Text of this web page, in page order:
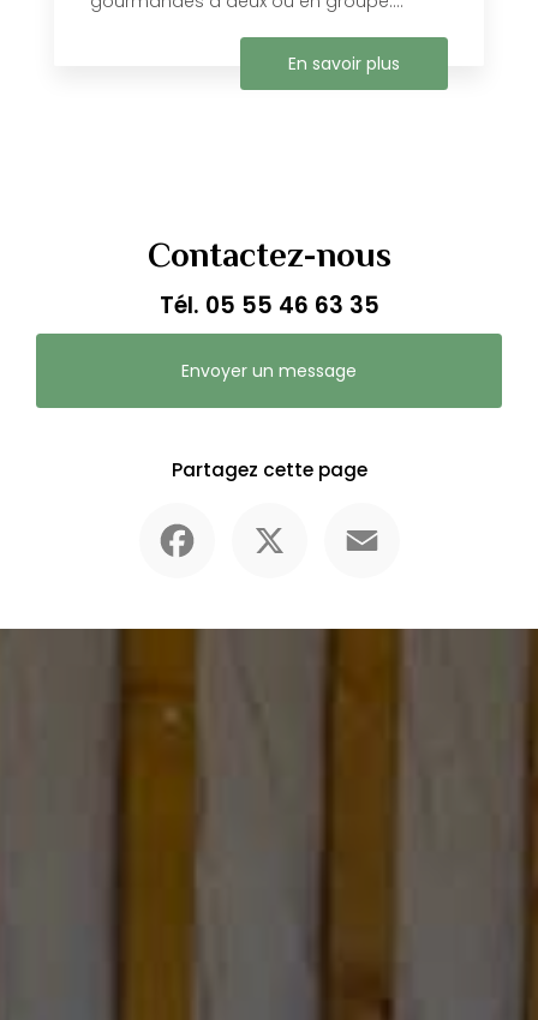
En savoir plus
Contactez-nous
Tél. 05 55 46 63 35
Envoyer un message
Partagez cette page